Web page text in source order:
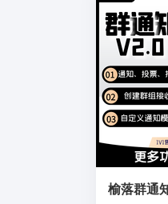
榆落群通